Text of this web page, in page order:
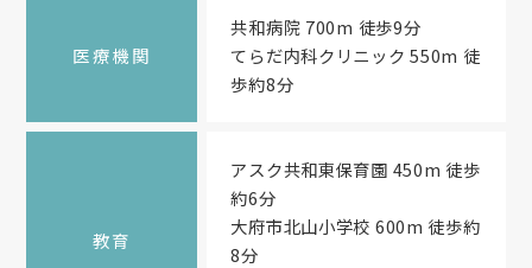
医療機関
共和病院 700m 徒歩9分
てらだ内科クリニック 550m 徒
歩約8分
教育
アスク共和東保育園 450m 徒歩
約6分
大府市北山小学校 600m 徒歩約
8分